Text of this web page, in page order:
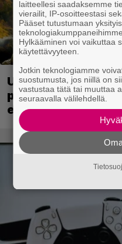
Ubisoft vahvisti
pelin – kutsuu
ennakkotestiin
laitteellesi saadaksemme
vierailit, IP-osoitteestasi
Pääset tutustumaan
Hylkääminen voi vaikuttaa
käytettävyyteen.
Jotkin teknologiamme
suostumusta, jos niillä on
vastustaa tätä tai muuttaa
seuraavalla välilehdellä.